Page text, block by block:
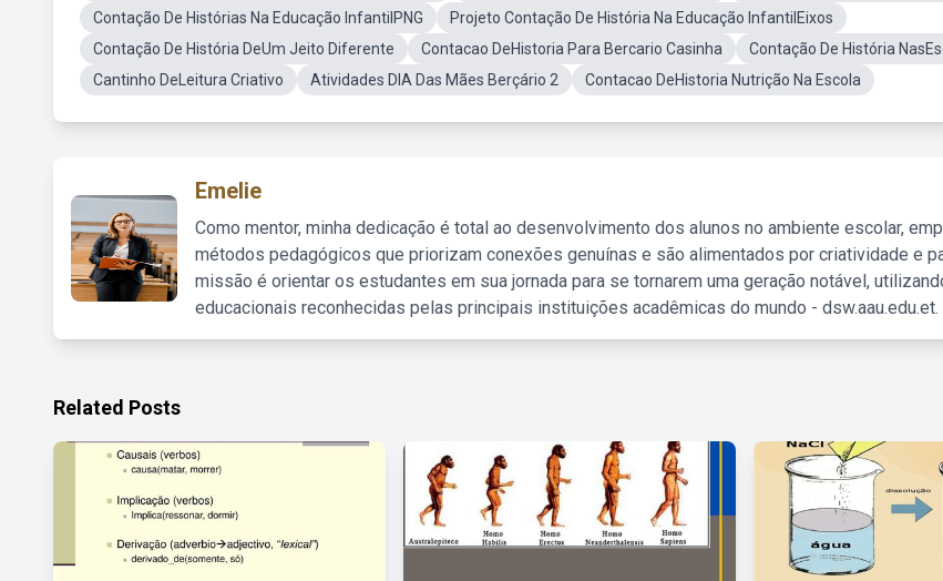
Contação De Histórias Na Educação InfantilPNG
Projeto Contação De História Na Educação InfantilEixos
Contação De História DeUm Jeito Diferente
Contacao DeHistoria Para Bercario Casinha
Contação De História
Cantinho DeLeitura Criativo
Atividades DIA Das Mães Berçário 2 Contacao DeHistoria Nutrição Na Escola
Emelie
Como mentor, minha dedicação é total ao desenvolvimento dos alunos no ambiente escolar,
métodos pedagógicos que priorizam conexões genuínas e são alimentados por criatividade e
missão é orientar os estudantes em sua jornada para se tornarem uma geração notável,
educacionais reconhecidas pelas principais instituições acadêmicas do mundo - dsw.aau.edu.et.
Related Posts